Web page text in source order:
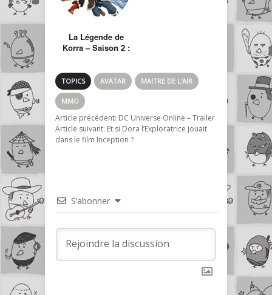
La Légende de
Korra – Saison 2 :
TOPICS AVATAR MAITRE DE L'AIR
MMO
Article précédent: DC Universe Online – Trailer
Article suivant: Et si Dora l’Exploratrice jouait
dans le film Inception ?
S’abonner